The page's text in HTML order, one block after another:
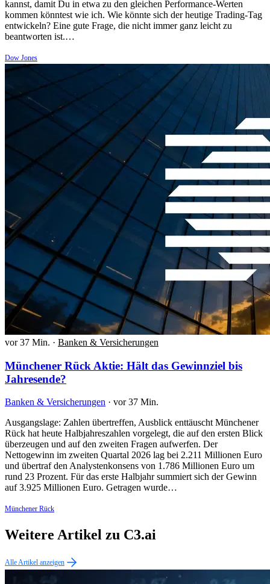
kannst, damit Du in etwa zu den gleichen Performance-Werten
kommen könntest wie ich. Wie könnte sich der heutige Trading-Tag
entwickeln? Eine gute Frage, die nicht immer ganz leicht zu
beantworten ist.…
Dow Jones
vor 37 Min. · Banken & Versicherungen
Münchener Rück Aktie: Hält das Gewinnziel bis
Jahresende?
Banken & Versicherungen · vor 37 Min.
Ausgangslage: Zahlen übertreffen, Ausblick enttäuscht Münchener
Rück hat heute Halbjahreszahlen vorgelegt, die auf den ersten Blick
überzeugen und auf den zweiten Fragen aufwerfen. Der
Nettogewinn im zweiten Quartal 2026 lag bei 2.211 Millionen Euro
und übertraf den Analystenkonsens von 1.786 Millionen Euro um
rund 23 Prozent. Für das erste Halbjahr summiert sich der Gewinn
auf 3.925 Millionen Euro. Getragen wurde…
Münchener Rück
Weitere Artikel zu C3.ai
Alle Artikel anzeigen